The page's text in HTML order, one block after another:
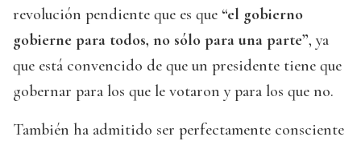
revolución pendiente que es que “el gobierno
gobierne para todos, no sólo para una parte”, ya
que está convencido de que un presidente tiene que
gobernar para los que le votaron y para los que no.
También ha admitido ser perfectamente consciente